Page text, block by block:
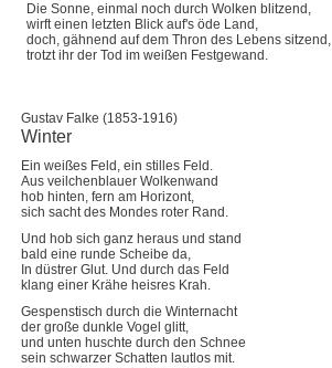
Die Sonne, einmal noch durch Wolken blitzend,
wirft einen letzten Blick auf's öde Land,
doch, gähnend auf dem Thron des Lebens sitzend,
trotzt ihr der Tod im weißen Festgewand.
Gustav Falke (1853-1916)
Winter
Ein weißes Feld, ein stilles Feld.
Aus veilchenblauer Wolkenwand
hob hinten, fern am Horizont,
sich sacht des Mondes roter Rand.
Und hob sich ganz heraus und stand
bald eine runde Scheibe da,
In düstrer Glut. Und durch das Feld
klang einer Krähe heisres Krah.
Gespenstisch durch die Winternacht
der große dunkle Vogel glitt,
und unten huschte durch den Schnee
sein schwarzer Schatten lautlos mit.